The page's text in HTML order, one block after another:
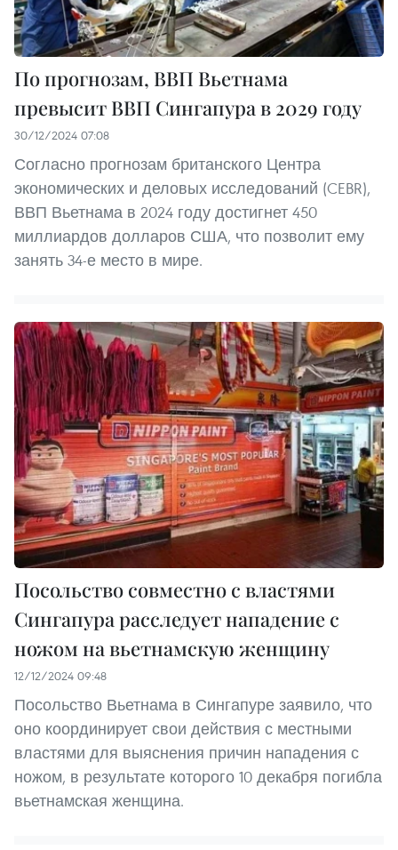
По прогнозам, ВВП Вьетнама
превысит ВВП Сингапура в 2029 году
30/12/2024 07:08
Согласно прогнозам британского Центра
экономических и деловых исследований (CEBR),
ВВП Вьетнама в 2024 году достигнет 450
миллиардов долларов США, что позволит ему
занять 34-е место в мире.
Посольство совместно с властями
Сингапура расследует нападение с
ножом на вьетнамскую женщину
12/12/2024 09:48
Посольство Вьетнама в Сингапуре заявило, что
оно координирует свои действия с местными
властями для выяснения причин нападения с
ножом, в результате которого 10 декабря погибла
вьетнамская женщина.